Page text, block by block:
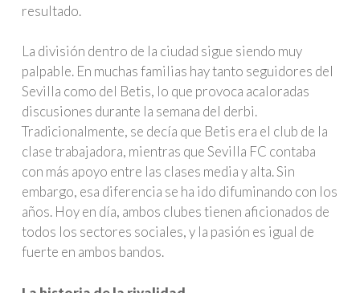
resultado.
La división dentro de la ciudad sigue siendo muy
palpable. En muchas familias hay tanto seguidores del
Sevilla como del Betis, lo que provoca acaloradas
discusiones durante la semana del derbi.
Tradicionalmente, se decía que Betis era el club de la
clase trabajadora, mientras que Sevilla FC contaba
con más apoyo entre las clases media y alta. Sin
embargo, esa diferencia se ha ido difuminando con los
años. Hoy en día, ambos clubes tienen aficionados de
todos los sectores sociales, y la pasión es igual de
fuerte en ambos bandos.